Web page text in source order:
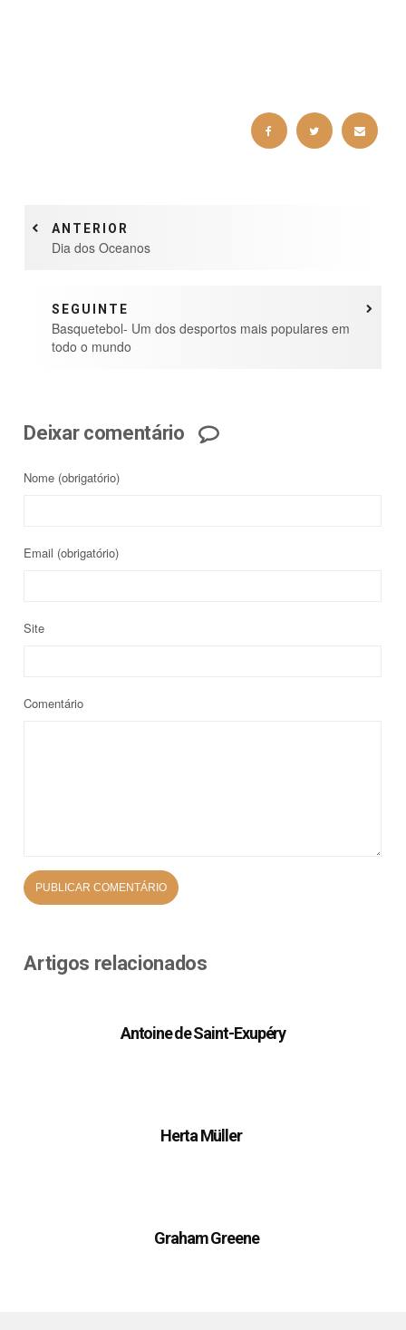
ANTERIOR
Dia dos Oceanos
SEGUINTE
Basquetebol- Um dos desportos mais populares em
todo o mundo
Deixar comentário
Nome (obrigatório)
Email (obrigatório)
Site
Comentário
Artigos relacionados
Antoine de Saint-Exupéry
Herta Müller
Graham Greene